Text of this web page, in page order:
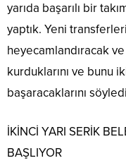
yarıda başarılı bir
yaptık. Yeni
heyecamlandıracak
kurduklarını ve bunu
başaracaklarını
İKİNCİ YARI SERİK
BAŞLIYOR